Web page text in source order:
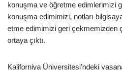
konuşma ve öğretme edimlerimizi
konuşma edimimizi, notları
etme edimimizi geri çekmemizden
ortaya çıktı.
Kaliforniya Üniversitesi’ndeki